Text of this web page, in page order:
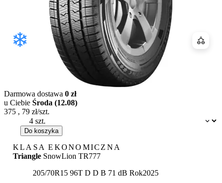
Dostępność:
Darmowa dostawa 0 zł
u Ciebie Środa (12.08)
375 , 79 zł/szt.
Do koszyka
KLASA EKONOMICZNA
Triangle SnowLion TR777
205/70R15 96T Etykieta:
D D B 71 dB Rok2025